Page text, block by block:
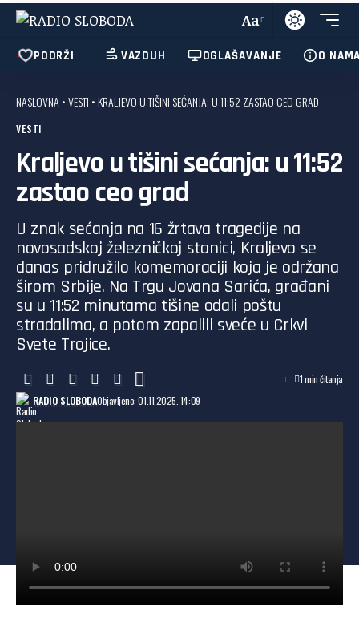
Aa
PODRŽI VAZDUH OGLAŠAVANJE O
NASLOVNA •VESTI •KRALJEVO U TIŠINI SEĆANJA: U 11:52 ZASTAO CEO GRAD
VESTI
Kraljevo u tišini sećanja: u 11:52
zastao ceo grad
U znak sećanja na 16 žrtava tragedije na
novosadskoj železničkoj stanici, Kraljevo se
danas pridružilo komemoraciji koja je održana
širom Srbije. Na Trgu Jovana Sarića, građani
su u 11:52 minutama tišine odali poštu
stradalima, a potom zapalili sveće u Crkvi
Svete Trojice.
RADIO SLOBODAObjavljeno: 01.11.2025. 14:09
1 min čitanja